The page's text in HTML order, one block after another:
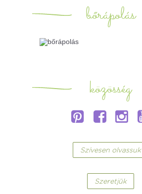
bőrápolás
közösség
Szívesen olvassuk
Szeretjük